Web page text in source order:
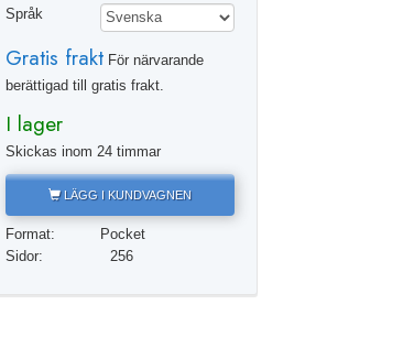
Assister för sjukdomar och skador
Integritet och ärlighet
Den emotionella tonskalan
Svar på drogproblemet
Barn
Språk
Gratis fraktFör närvarande
berättigad till gratis frakt.
I lager
Skickas inom 24 timmar
LÄGG I KUNDVAGNEN
Format:
Pocket
Sidor:
256